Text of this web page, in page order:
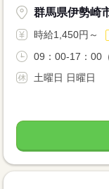
群馬県伊勢崎
時給1,450円～
09：00-17：00
土曜日 日曜日